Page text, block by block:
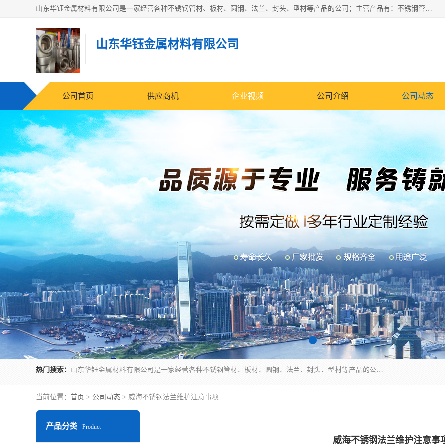
山东华钰金属材料有限公司是一家经营各种不锈钢管材、板材、圆钢、法兰、封头、型材等产品的公司；主营产品有：不锈钢管，激光切割，管件标准件，不锈钢圆钢，不锈钢人孔，不锈钢亮管，不锈钢角钢，不锈钢加工，不锈钢管子，不锈钢工业方管，不锈钢封头，不锈钢法兰，不锈钢阀门，不锈钢槽钢，不锈钢扁钢，不锈钢板等；可为客户制作各种规格的型材及不锈钢配件、非标准件及各种容器具等，能满足客户的不同采购要求。
山东华钰金属材料有限公司
公司首页 供应商机 企业视频 公司介绍 公司动态
热门搜索： 山东华钰金属材料有限公司是一家经营各种不锈钢管材、板材、圆钢、法兰、封头、型材等产品的公司；主营产品有：不锈钢管，激光切割，管件标准件，不锈钢圆钢，不锈钢人孔，不锈钢亮管，不锈钢角钢，不锈钢加工，不锈钢管子，不锈钢工业方管，不锈钢封头，不锈钢法兰，不锈钢阀门，不锈钢槽钢，不锈钢扁钢，不锈钢板等；可为客户制作各种规格的型材及不锈钢配件、非标准件及各种容器具等，能满足客户的不同采购要求。
当前位置： 首页 > 公司动态 > 威海不锈钢法兰维护注意事项
产品分类 Product
威海不锈钢法兰维护注意事